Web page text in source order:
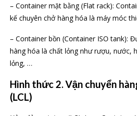
– Container mặt bằng (Flat rack):
kế chuyên chở hàng hóa là máy móc
– Container bồn (Container ISO tank):
hàng hóa là chất lỏng như rượu, nước,
lỏng, …
Hình thức 2. Vận chuyển
(LCL)